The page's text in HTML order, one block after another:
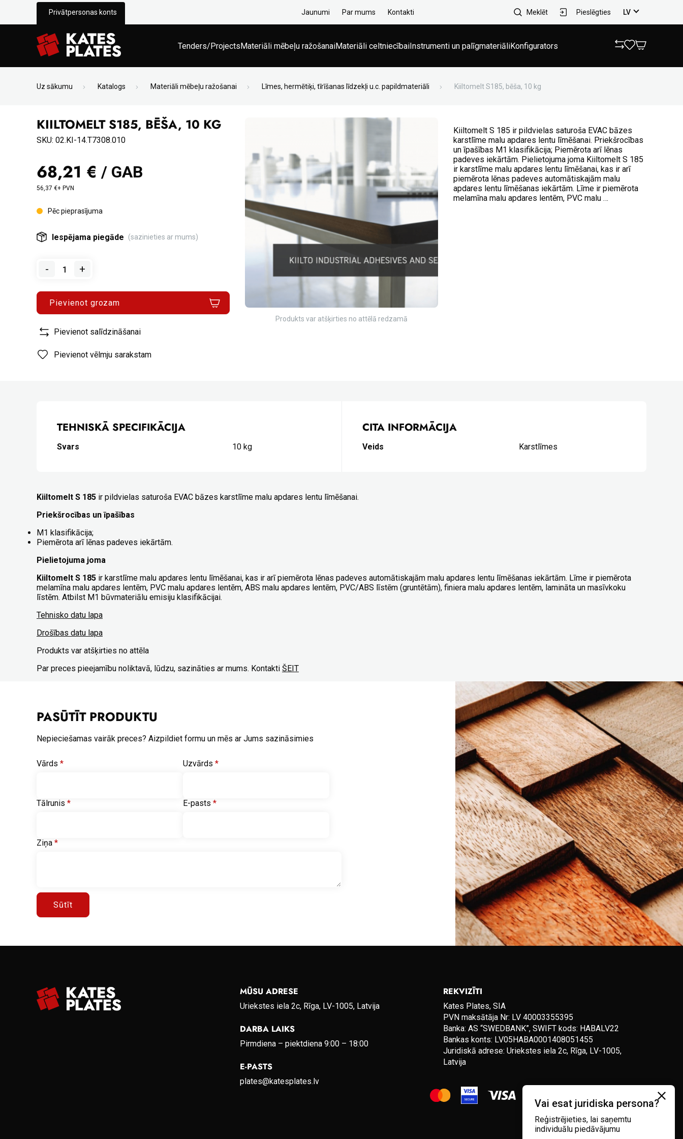
Privātpersonas konts Jaunumi Par mums Kontakti Meklēt Pieslēgties LV
Tenders/ProjectsMateriāli mēbeļu ražošanaiMateriāli celtniecībaiInstrumenti un palīgmateriāliKonfigurators
Uz sākumu Katalogs Materiāli mēbeļu ražošanai Līmes, hermētiķi, tīrīšanas līdzekļi u.c. papildmateriāli Kiiltomelt S185, bēša, 10 kg
KIILTOMELT S185, BĒŠA, 10 KG
SKU: 02.KI-14.T7308.010
68,21 € / GAB
56,37 €+ PVN
Pēc pieprasījuma
Iespējama piegāde (sazinieties ar mums)
- +
Pievienot grozam
Pievienot salīdzināšanai
Pievienot vēlmju sarakstam
Produkts var atšķirties no attēlā redzamā
Kiiltomelt S 185 ir pildvielas saturoša EVAC bāzes
karstlīme malu apdares lentu līmēšanai. Priekšrocības
un īpašības M1 klasifikācija; Piemērota arī lēnas
padeves iekārtām. Pielietojuma joma Kiiltomelt S 185
ir karstlīme malu apdares lentu līmēšanai, kas ir arī
piemērota lēnas padeves automātiskajām malu
apdares lentu līmēšanas iekārtām. Līme ir piemērota
melamīna malu apdares lentēm, PVC malu …
TEHNISKĀ SPECIFIKĀCIJA
Svars 10 kg
CITA INFORMĀCIJA
Veids Karstlīmes
Kiiltomelt S 185 ir pildvielas saturoša EVAC bāzes karstlīme malu apdares lentu līmēšanai.
Priekšrocības un īpašības
M1 klasifikācija;
Piemērota arī lēnas padeves iekārtām.
Pielietojuma joma
Kiiltomelt S 185 ir karstlīme malu apdares lentu līmēšanai, kas ir arī piemērota lēnas padeves automātiskajām malu apdares lentu līmēšanas iekārtām. Līme ir piemērota
melamīna malu apdares lentēm, PVC malu apdares lentēm, ABS malu apdares lentēm, PVC/ABS līstēm (gruntētām), finiera malu apdares lentēm, lamināta un masīvkoku
līstēm. Atbilst M1 būvmateriālu emisiju klasifikācijai.
Tehnisko datu lapa
Drošības datu lapa
Produkts var atšķirties no attēla
Par preces pieejamību noliktavā, lūdzu, sazināties ar mums. Kontakti ŠEIT
PASŪTĪT PRODUKTU
Nepieciešamas vairāk preces? Aizpildiet formu un mēs ar Jums sazināsimies
Vārds * Uzvārds *
Tālrunis * E-pasts *
Ziņa *
Sūtīt
MŪSU ADRESE
Uriekstes iela 2c, Rīga, LV-1005, Latvija
DARBA LAIKS
Pirmdiena – piektdiena 9:00 – 18:00
E-PASTS
plates@katesplates.lv
REKVIZĪTI
Kates Plates, SIA
PVN maksātāja Nr: LV 40003355395
Banka: AS “SWEDBANK”, SWIFT kods: HABALV22
Bankas konts: LV05HABA0001408051455
Juridiskā adrese: Uriekstes iela 2c, Rīga, LV-1005,
Latvija
Vai esat juridiska persona?
Reģistrējieties, lai saņemtu
individuālu piedāvājumu